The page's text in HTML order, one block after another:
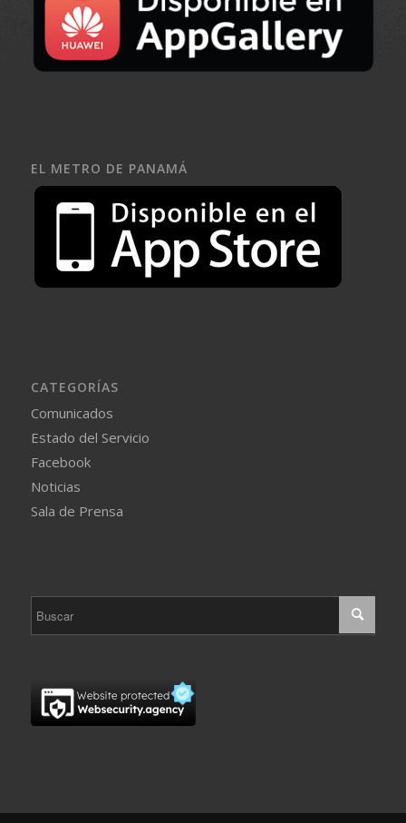
EL METRO DE PANAMÁ
CATEGORÍAS
Comunicados
Estado del Servicio
Facebook
Noticias
Sala de Prensa